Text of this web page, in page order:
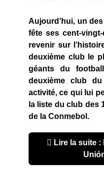
Aujourd’hui, un
fête ses cent-
revenir sur
deuxième club le
géants du
deuxième club
activité, ce qui lui
la liste du club des
de la Conmebol.
Lire la suite